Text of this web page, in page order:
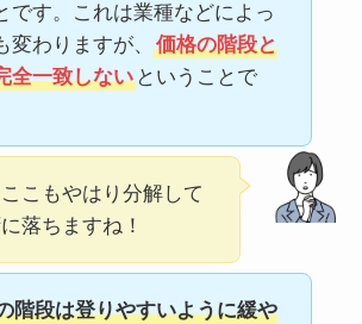
です。これは業種などによっ
変わりますが、
価格の階段と
全一致しないということで
こもやはり分解して
落ちますね！
階段は登りやすいように緩や